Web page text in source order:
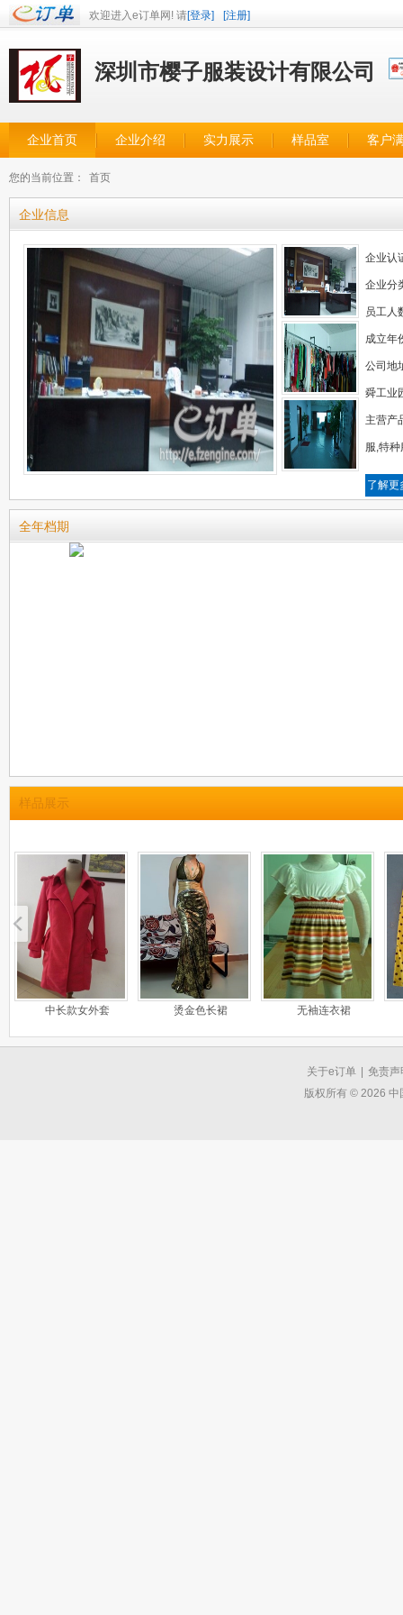
欢迎进入e订单网! 请[登录] [注册]
深圳市樱子服装设计有限公司
企业首页 企业介绍 实力展示 样品室 客户
您的当前位置： 首页
企业信息
企业认
企业分
员工人
成立年
公司地
舜工业
主营产
服,特
了解更
全年档期
样品展示
中长款女外套 烫金色长裙 无袖连衣裙
关于e订单
免责声
版权所有 © 2026